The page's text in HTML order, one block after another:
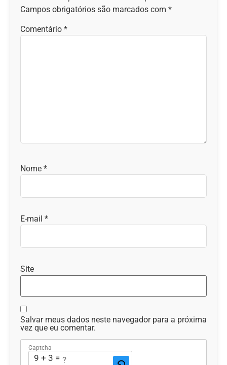
Campos obrigatórios são marcados com *
Comentário *
Nome *
E-mail *
Site
Salvar meus dados neste navegador para a próxima
vez que eu comentar.
Captcha
9 + 3 = ?